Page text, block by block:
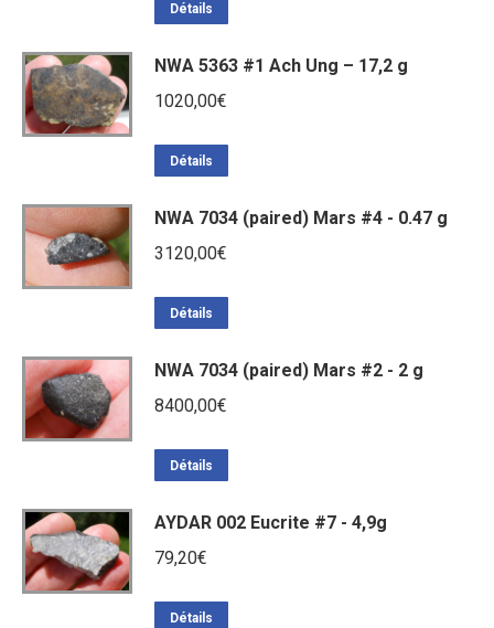
Détails
NWA 5363 #1 Ach Ung – 17,2 g
1020,00€
Détails
NWA 7034 (paired) Mars #4 - 0.47 g
3120,00€
Détails
NWA 7034 (paired) Mars #2 - 2 g
8400,00€
Détails
AYDAR 002 Eucrite #7 - 4,9g
79,20€
Détails